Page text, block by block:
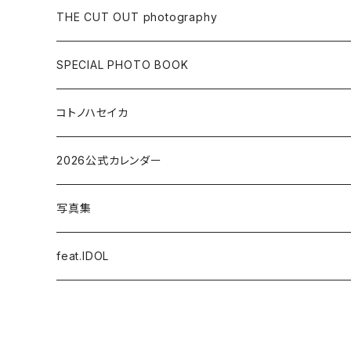
THE CUT OUT photography
MENS ARTIST
GIRLS ARTIST
SPECIAL PHOTO BOOK
LIVE PHOTO BOOK
LOCATION PHOTO BOOK
STUDIO PHOTO BOOK
STYLE BOOK
コトノハセイカ
2026公式カレンダー
写真集
feat.IDOL